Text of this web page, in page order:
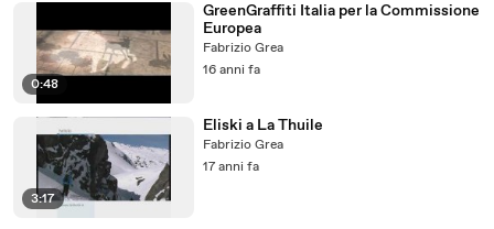
0:48
GreenGraffiti Italia per la Commissione
Europea
Fabrizio Grea
16 anni fa
3:17
Eliski a La Thuile
Fabrizio Grea
17 anni fa